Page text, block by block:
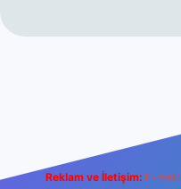
Reklam ve İletişim: E-mail: